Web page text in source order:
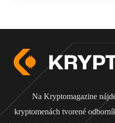
Na Kryptomagazine
kryptomenách tvorené